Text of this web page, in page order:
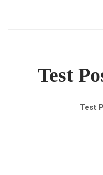
Test
Test